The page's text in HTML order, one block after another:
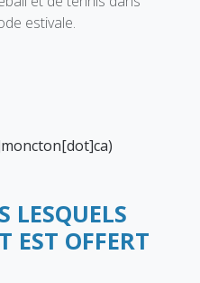
estivale.
LESQUELS
EST OFFERT